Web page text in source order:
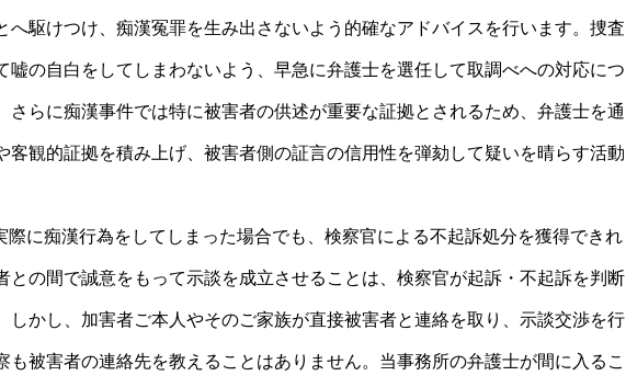
へ駆けつけ、痴漢冤罪を生み出さないよう的確なアドバイスを行います。捜査
嘘の自白をしてしまわないよう、早急に弁護士を選任して取調べへの対応につ
さらに痴漢事件では特に被害者の供述が重要な証拠とされるため、弁護士を通
客観的証拠を積み上げ、被害者側の証言の信用性を弾劾して疑いを晴らす活動
際に痴漢行為をしてしまった場合でも、検察官による不起訴処分を獲得できれ
との間で誠意をもって示談を成立させることは、検察官が起訴・不起訴を判断
しかし、加害者ご本人やそのご家族が直接被害者と連絡を取り、示談交渉を行
も被害者の連絡先を教えることはありません。当事務所の弁護士が間に入るこ